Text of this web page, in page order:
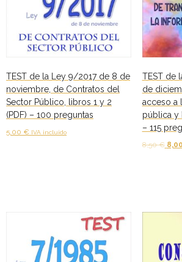
TEST de la Ley 9/2017 de 8 de
noviembre, de Contratos del
Sector Público, libros 1 y 2
(PDF) – 100 preguntas
5,00 € IVA incluido
TEST de
de
acceso a
pública y
– 115
8,50€ El
8,00